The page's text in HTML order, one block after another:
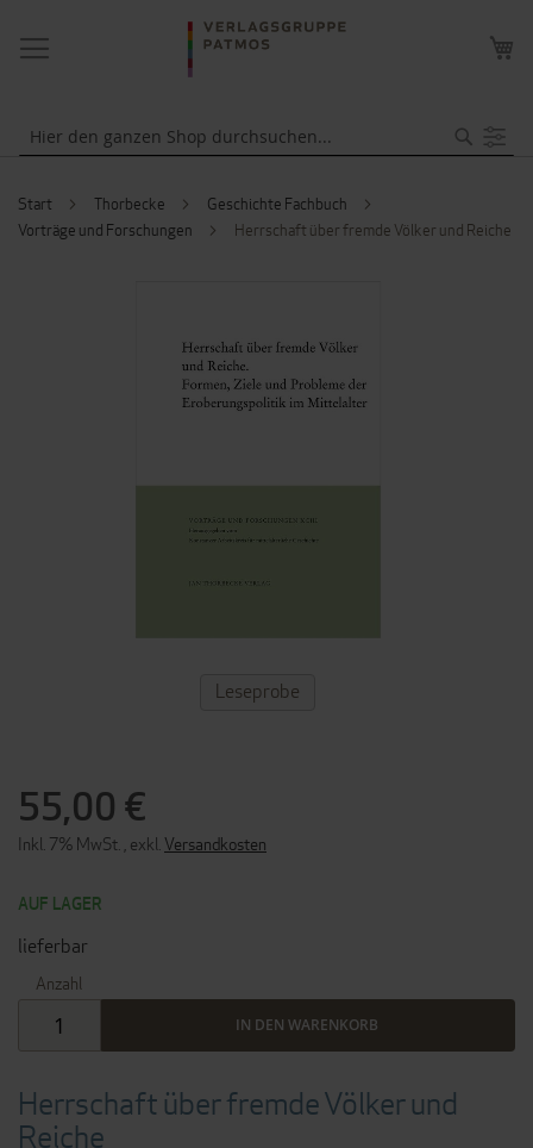
NAVIGATION
UMSCHALTEN
Start Thorbecke
Geschichte Fachbuch
Vorträge und Forschungen
Herrschaft über fremde Völker und Reiche
Herrschaft über fremde Völker und
Reiche
55,00 €
Inkl. 7% MwSt. exkl. Versandkosten
AUF LAGER
lieferbar
Anzahl
IN DEN WARENKORB
BILDERGALERIE
ZUM
ANFANG
Leseprobe